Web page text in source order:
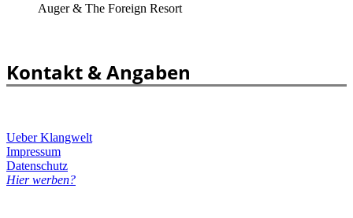
Auger & The Foreign Resort
Kontakt & Angaben
Ueber Klangwelt
Impressum
Datenschutz
Hier werben?